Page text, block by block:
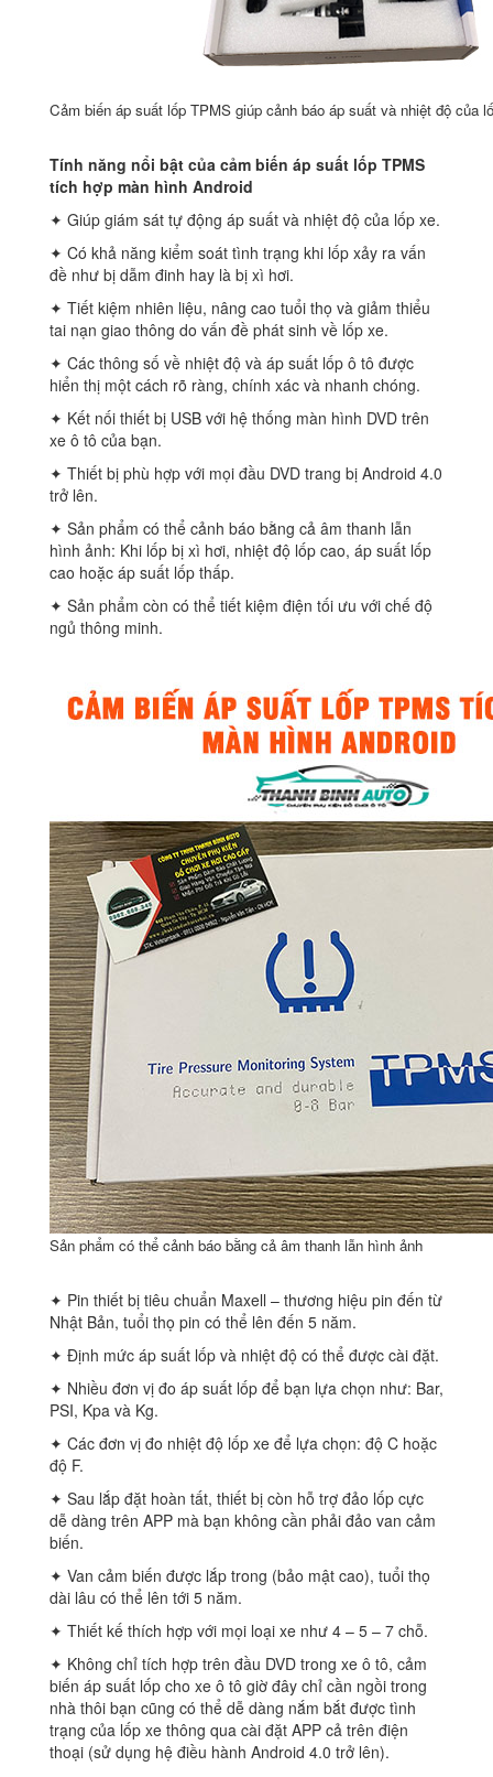
Cảm biến áp suất lốp TPMS giúp cảnh báo áp suất và nhiệt độ của
Tính năng nổi bật của cảm biến áp suất lốp TPMS
tích hợp màn hình Android
✦ Giúp giám sát tự động áp suất và nhiệt độ của lốp xe.
✦ Có khả năng kiểm soát tình trạng khi lốp xảy ra vấn
đề như bị dẫm đinh hay là bị xì hơi.
✦ Tiết kiệm nhiên liệu, nâng cao tuổi thọ và giảm thiểu
tai nạn giao thông do vấn đề phát sinh về lốp xe.
✦ Các thông số về nhiệt độ và áp suất lốp ô tô được
hiển thị một cách rõ ràng, chính xác và nhanh chóng.
✦ Kết nối thiết bị USB với hệ thống màn hình DVD trên
xe ô tô của bạn.
✦ Thiết bị phù hợp với mọi đầu DVD trang bị Android 4.0
trở lên.
✦ Sản phẩm có thể cảnh báo bằng cả âm thanh lẫn
hình ảnh: Khi lốp bị xì hơi, nhiệt độ lốp cao, áp suất lốp
cao hoặc áp suất lốp thấp.
✦ Sản phẩm còn có thể tiết kiệm điện tối ưu với chế độ
ngủ thông minh.
Sản phẩm có thể cảnh báo bằng cả âm thanh lẫn hình ảnh
✦ Pin thiết bị tiêu chuẩn Maxell – thương hiệu pin đến từ
Nhật Bản, tuổi thọ pin có thể lên đến 5 năm.
✦ Định mức áp suất lốp và nhiệt độ có thể được cài đặt.
✦ Nhiều đơn vị đo áp suất lốp để bạn lựa chọn như: Bar,
PSI, Kpa và Kg.
✦ Các đơn vị đo nhiệt độ lốp xe để lựa chọn: độ C hoặc
độ F.
✦ Sau lắp đặt hoàn tất, thiết bị còn hỗ trợ đảo lốp cực
dễ dàng trên APP mà bạn không cần phải đảo van cảm
biến.
✦ Van cảm biến được lắp trong (bảo mật cao), tuổi thọ
dài lâu có thể lên tới 5 năm.
✦ Thiết kế thích hợp với mọi loại xe như 4 – 5 – 7 chỗ.
✦ Không chỉ tích hợp trên đầu DVD trong xe ô tô, cảm
biến áp suất lốp cho xe ô tô giờ đây chỉ cần ngồi trong
nhà thôi bạn cũng có thể dễ dàng nắm bắt được tình
trạng của lốp xe thông qua cài đặt APP cả trên điện
thoại (sử dụng hệ điều hành Android 4.0 trở lên).